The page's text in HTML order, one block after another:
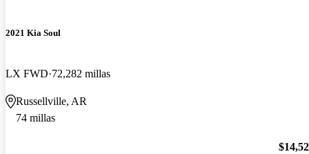
2021 Kia Soul
LX FWD 72,282 millas
Russellville, AR
74 millas